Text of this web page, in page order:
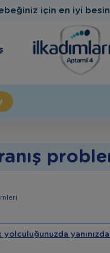
için en iyi
yolculuğunuzda